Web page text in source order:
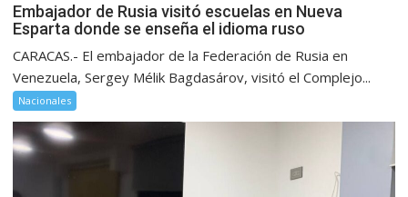
Embajador de Rusia visitó escuelas en Nueva
Esparta donde se enseña el idioma ruso
CARACAS.- El embajador de la Federación de Rusia en
Venezuela, Sergey Mélik Bagdasárov, visitó el Complejo...
Nacionales